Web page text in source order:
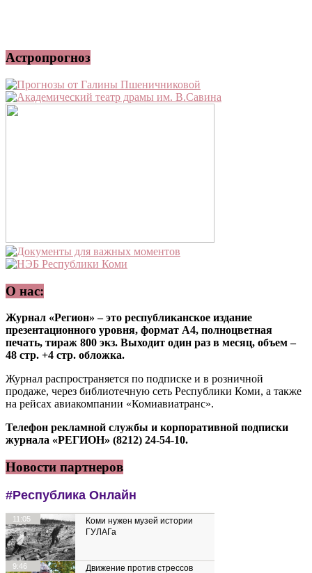
Астропрогноз
О нас:
Журнал «Регион» – это республиканское издание
презентационного уровня, формат А4, полноцветная
печать, тираж 800 экз. Выходит один раз в месяц, объем –
48 стр. +4 стр. обложка.
Журнал распространяется по подписке и в розничной
продаже, через библиотечную сеть Республики Коми, а также
на рейсах авиакомпании «Комиавиатранс».
Телефон рекламной службы и корпоративной подписки
журнала «РЕГИОН» (8212) 24-54-10.
Новости партнеров